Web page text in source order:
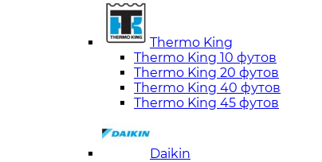
Thermo King
Thermo King 10 футов
Thermo King 20 футов
Thermo King 40 футов
Thermo King 45 футов
Daikin